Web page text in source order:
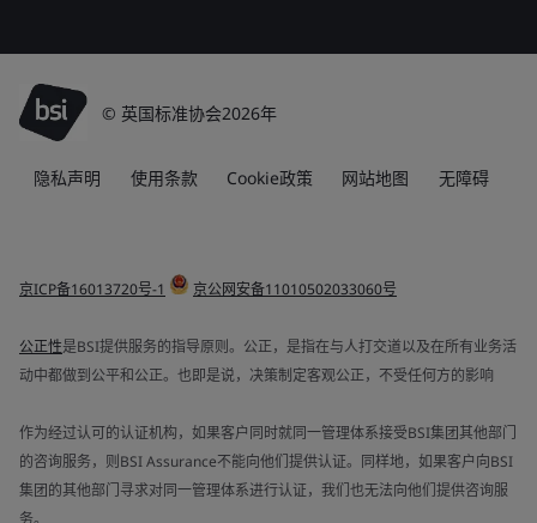
© 英国标准协会2026年
隐私声明 使用条款 Cookie政策 网站地图 无障碍
京ICP备16013720号-1 京公网安备11010502033060号
公正性是BSI提供服务的指导原则。公正，是指在与人打交道以及在所有业务活
动中都做到公平和公正。也即是说，决策制定客观公正，不受任何方的影响
作为经过认可的认证机构，如果客户同时就同一管理体系接受BSI集团其他部门
的咨询服务，则BSI Assurance不能向他们提供认证。同样地，如果客户向BSI
集团的其他部门寻求对同一管理体系进行认证，我们也无法向他们提供咨询服
务。